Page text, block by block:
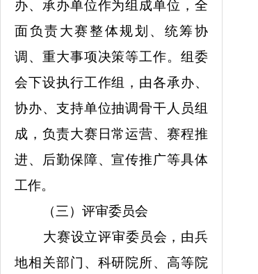
办、承办单位作为组成单位，全
面负责大赛整体规划、统筹协
调、重大事项决策等工作。组委
会下设执行工作组，由各承办、
协办、支持单位抽调骨干人员组
成，负责大赛日常运营、赛程推
进、后勤保障、宣传推广等具体
工作。
（三）评审委员会
大赛设立评审委员会，由兵
地相关部门、科研院所、高等院